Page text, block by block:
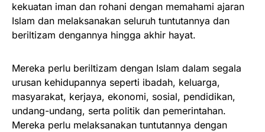
kekuatan iman dan rohani dengan memahami ajaran
Islam dan melaksanakan seluruh tuntutannya dan
beriltizam dengannya hingga akhir hayat.
Mereka perlu beriltizam dengan Islam dalam segala
urusan kehidupannya seperti ibadah, keluarga,
masyarakat, kerjaya, ekonomi, sosial, pendidikan,
undang-undang, serta politik dan pemerintahan.
Mereka perlu melaksanakan tuntutannya dengan